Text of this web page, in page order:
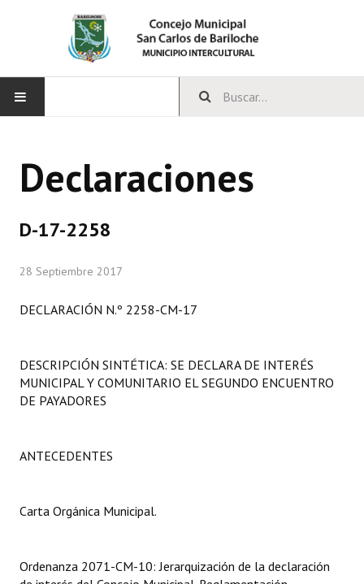
CONCEJO
Comisiones Permanentes
Comisiones Especiales
Programas
Constitución Nacional
Carta Orgánica 2007
Declaraciones
D-17-2258
28 Septiembre 2017
DECLARACIÓN N.º 2258-CM-17
DESCRIPCIÓN SINTÉTICA: SE DECLARA DE INTERÉS
MUNICIPAL Y COMUNITARIO EL SEGUNDO ENCUENTRO
DE PAYADORES
ANTECEDENTES
Carta Orgánica Municipal.
Ordenanza 2071-CM-10: Jerarquización de la declaración